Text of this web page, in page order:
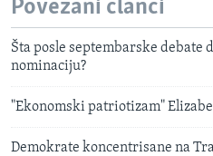
Povezani članci
Šta posle septembarske debate
nominaciju?
"Ekonomski patriotizam"
Demokrate koncentrisane na